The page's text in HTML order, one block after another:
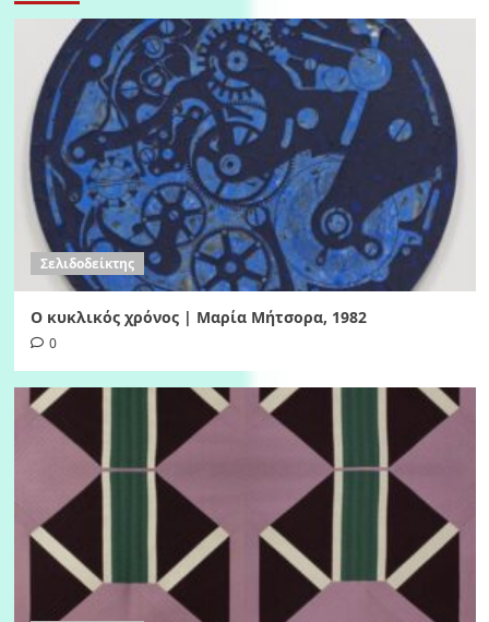
Σελιδοδείκτης
Ο κυκλικός χρόνος | Μαρία Μήτσορα, 1982
0